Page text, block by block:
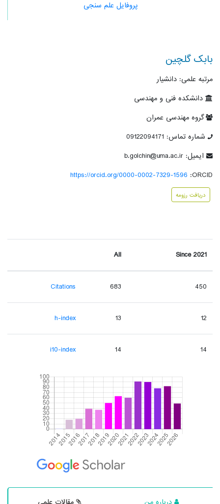
پروفایل علم سنجی
بابک گلچین
مرتبه علمی: دانشیار
دانشکده فنی و مهندسی
گروه مهندسی عمران
شماره تماس: 09122094171
ایمیل: b.golchin@uma.ac.ir
ORCID:
https://orcid.org/0000-0002-7329-1596
دریافت رزومه
All Since 2021
Citations 683 450
h-index 13 12
i10-index 14 14